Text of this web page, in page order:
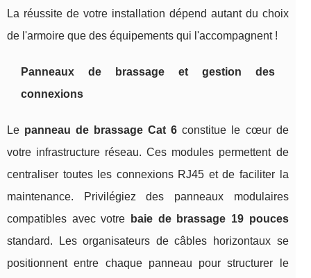
La réussite de votre installation dépend autant du choix
de l'armoire que des équipements qui l'accompagnent !
Panneaux de brassage et gestion des
connexions
Le panneau de brassage Cat 6 constitue le cœur de
votre infrastructure réseau. Ces modules permettent de
centraliser toutes les connexions RJ45 et de faciliter la
maintenance. Privilégiez des panneaux modulaires
compatibles avec votre
baie de brassage 19 pouces
standard. Les organisateurs de câbles horizontaux se
positionnent entre chaque panneau pour structurer le